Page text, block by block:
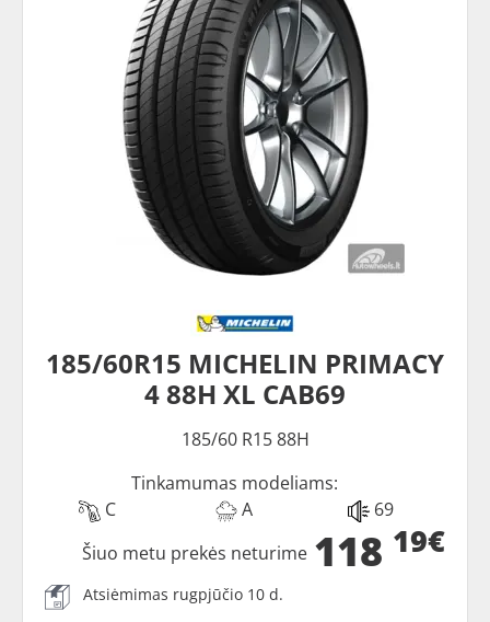
185/60R15 MICHELIN PRIMACY
4 88H XL CAB69
185/60 R15 88H
Tinkamumas modeliams:
C
A 69
118 19€
Šiuo metu prekės neturime
Atsiėmimas rugpjūčio 10 d.